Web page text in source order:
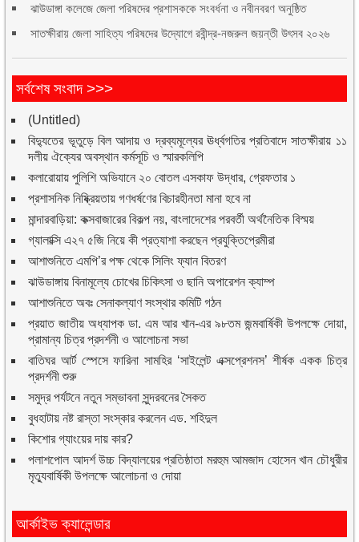
ঝাউডাঙ্গা কলেজে জেলা পরিষদের প্রশাসককে সংবর্ধনা ও নবীনবরণ অনুষ্ঠিত
সাতক্ষীরায় জেলা সাহিত্য পরিষদের উদ্যোগে রবীন্দ্র-নজরুল জয়ন্তী উৎসব ২০২৬
সর্বশেষ সংবাদ >>>
(Untitled)
বিদ্যুতের ভূতুড়ে বিল আদায় ও দ্রব্যমূল্যের ঊর্ধ্বগতির প্রতিবাদে সাতক্ষীরায় ১১
দলীয় ঐক্যের অবস্থান কর্মসূচি ও স্মারকলিপি
কলারোয়ায় পুলিশি অভিযানে ২০ বোতল এসকাফ উদ্ধার, গ্রেফতার ১
প্রশাসনিক নিষ্ক্রিয়তায় গণধর্ষণের বিচারহীনতা মানা হবে না
মান্দারবাড়িয়া: কক্সবাজারের বিকল্প নয়, বাংলাদেশের পরবর্তী অর্থনৈতিক বিস্ময়
গ্যালাক্সি এ২৭ ৫জি নিয়ে কী প্রত্যাশা করছেন প্রযুক্তিপ্রেমীরা
আশাশুনিতে এমপি’র পক্ষ থেকে সিলিং ফ্যান বিতরণ
ঝাউডাঙ্গায় বিনামূল্যে চোখের চিকিৎসা ও ছানি অপারেশন ক্যাম্প
আশাশুনিতে অবঃ সেনাকল্যাণ সংস্থার কমিটি গঠন
প্রয়াত জাতীয় অধ্যাপক ডা. এম আর খান-এর ৯৮তম জন্মবার্ষিকী উপলক্ষে দোয়া,
প্রামান্য চিত্র প্রদর্শনী ও আলোচনা সভা
বাতিঘর আর্ট স্পেসে ফারিনা সামহির ‘সাইলেন্ট এক্সপ্রেশনস’ শীর্ষক একক চিত্র
প্রদর্শনী শুরু
সমুদ্র পর্যটনে নতুন সম্ভাবনা সুন্দরবনের সৈকত
বুধহাটায় নষ্ট রাস্তা সংস্কার করলেন এড. শহিদুল
কিশোর গ্যাংয়ের দায় কার?
পলাশপোল আদর্শ উচ্চ বিদ্যালয়ের প্রতিষ্ঠাতা মরহুম আমজাদ হোসেন খান চৌধুরীর
মৃত্যুবার্ষিকী উপলক্ষে আলোচনা ও দোয়া
আর্কাইভ ক্যালেন্ডার